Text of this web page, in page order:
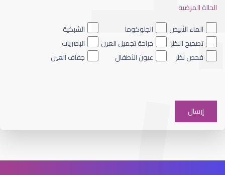
القرنية المخروطية والليزك
الحالة المرضية
الماء الأبيض
الجلوكوما
الشبكية
تصحيح النظر
جراحة تجميل العين
البصريات
فحص نظر
عيون الأطفال جفاف العين